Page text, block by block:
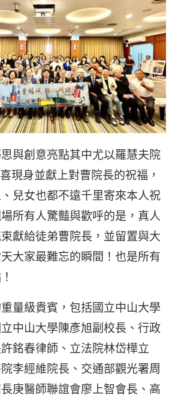
與創意亮點其中尤以羅慧夫院
現身並獻上對曹院長的祝福，
兒女也都不遠千里寄來本人祝
所有人驚豔與歡呼的是，真人
獻給徒弟曹院長，並留置與大
大家最難忘的瞬間！也是所有
量級貴賓，包括國立中山大學
中山大學陳彥旭副校長、行政
銘春律師、立法院林岱樺立
李經維院長、交通部觀光署周
庚醫師聯誼會廖上智會長、高